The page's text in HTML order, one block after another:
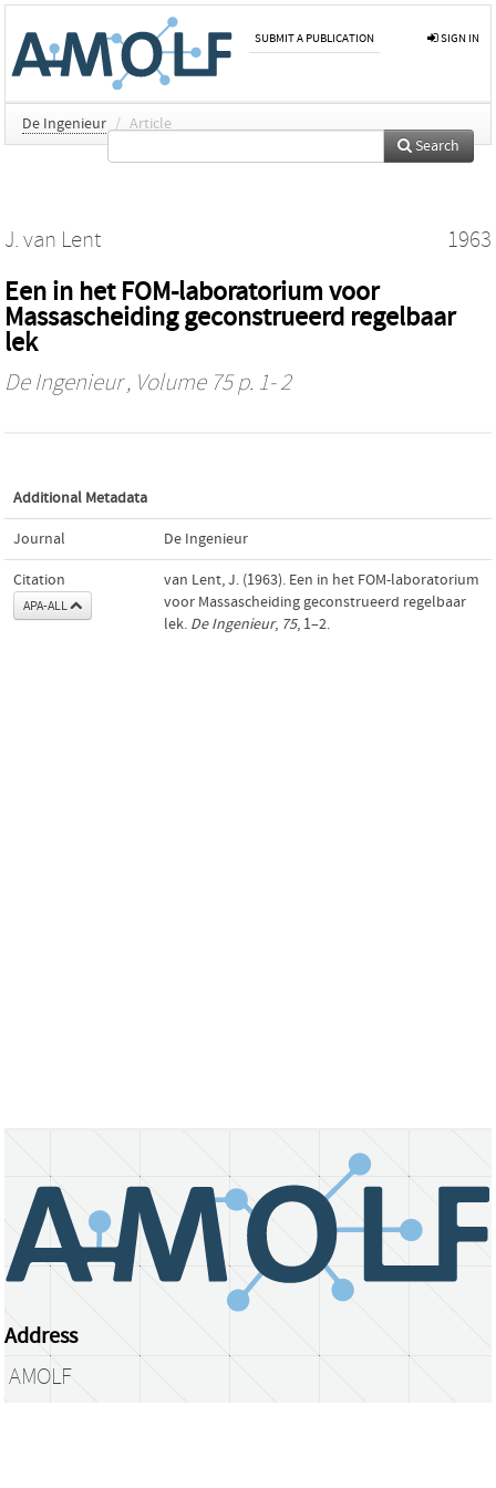
SUBMIT A PUBLICATION SIGN IN
De Ingenieur / Article
Search
J. van Lent 1963
Een in het FOM-laboratorium voor
Massascheiding geconstrueerd regelbaar
lek
De Ingenieur, Volume 75 p. 1- 2
Additional Metadata
Journal De Ingenieur
Citation
APA-ALL
van Lent, J. (1963). Een in het FOM-laboratorium
voor Massascheiding geconstrueerd regelbaar
lek. De Ingenieur, 75, 1–2.
Address
AMOLF